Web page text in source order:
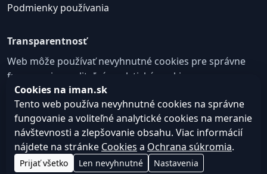
Podmienky používania
Transparentnosť
Web môže používať nevyhnutné cookies pre správne
fungovanie a voliteľné analytické cookies na
zlepšovanie obsahu a používateľskej skúsenosti.
Nastavenie cookies
© 2026
iman.sk
Web design, tvorba webu a SEO –Consultee,
s.r.o.
Cookies na iman.sk
Tento web používa nevyhnutné cookies na správne
fungovanie a voliteľné analytické cookies na meranie
návštevnosti a zlepšovanie obsahu. Viac informácií
nájdete na stránke Cookies a Ochrana súkromia.
Prijať všetko Len nevyhnutné Nastavenia